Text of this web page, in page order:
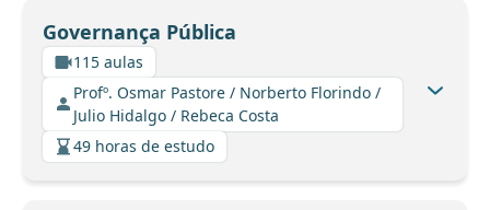
Governança Pública
115 aulas
Profº. Osmar Pastore / Norberto Florindo /
Julio Hidalgo / Rebeca Costa
49 horas de estudo